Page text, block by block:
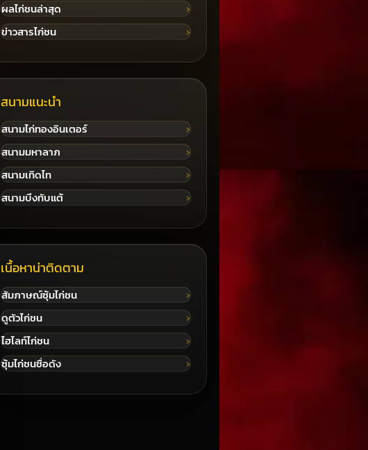
ผลไก่ชนล่าสุด
ข่าวสารไก่ชน
สนามแนะนำ
สนามไก่ทองอินเตอร์
สนามมหาลาภ
สนามเทิดไท
สนามบึงทับแต้
เนื้อหาน่าติดตาม
สัมภาษณ์ซุ้มไก่ชน
ดูตัวไก่ชน
ไฮไลท์ไก่ชน
ซุ้มไก่ชนชื่อดัง